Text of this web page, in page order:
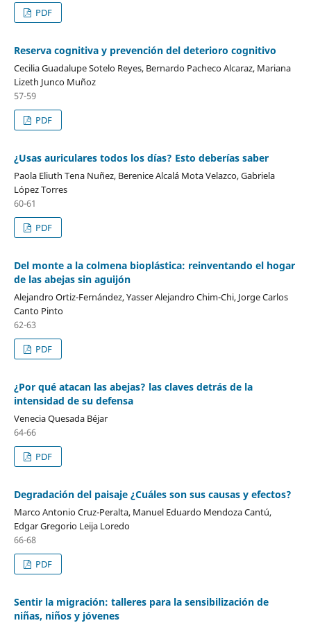
PDF
Reserva cognitiva y prevención del deterioro cognitivo
Cecilia Guadalupe Sotelo Reyes, Bernardo Pacheco Alcaraz, Mariana
Lizeth Junco Muñoz
57-59
PDF
¿Usas auriculares todos los días? Esto deberías saber
Paola Eliuth Tena Nuñez, Berenice Alcalá Mota Velazco, Gabriela
López Torres
60-61
PDF
Del monte a la colmena bioplástica: reinventando el hogar
de las abejas sin aguijón
Alejandro Ortiz-Fernández, Yasser Alejandro Chim-Chi, Jorge Carlos
Canto Pinto
62-63
PDF
¿Por qué atacan las abejas? las claves detrás de la
intensidad de su defensa
Venecia Quesada Béjar
64-66
PDF
Degradación del paisaje ¿Cuáles son sus causas y efectos?
Marco Antonio Cruz-Peralta, Manuel Eduardo Mendoza Cantú,
Edgar Gregorio Leija Loredo
66-68
PDF
Sentir la migración: talleres para la sensibilización de
niñas, niños y jóvenes